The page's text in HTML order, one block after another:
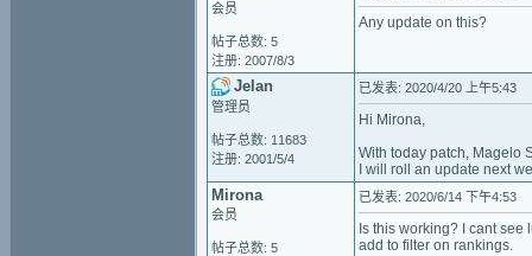
会员
帖子总数: 5
注册: 2007/8/3
Any update on this?
Jelan
管理员
帖子总数: 11683
注册: 2001/5/4
已发表: 2020/4/20 上午5:43
Hi Mirona,
With today patch, Magelo
I will roll an update next
Mirona
会员
帖子总数: 5
已发表: 2020/6/14 下午4:53
Is this working? I cant
add to filter on rankings.